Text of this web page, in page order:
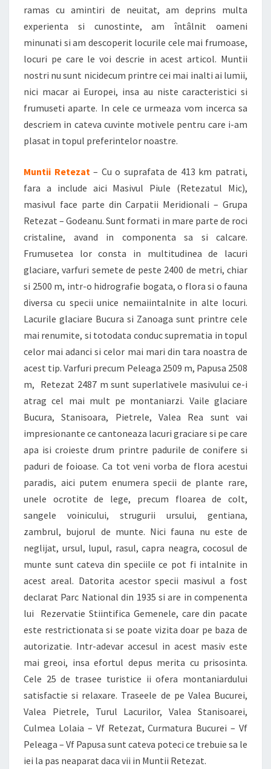
ramas cu amintiri de neuitat, am deprins multa
experienta si cunostinte, am întâlnit oameni
minunati si am descoperit locurile cele mai frumoase,
locuri pe care le voi descrie in acest articol. Muntii
nostri nu sunt nicidecum printre cei mai inalti ai lumii,
nici macar ai Europei, insa au niste caracteristici si
frumuseti aparte. In cele ce urmeaza vom incerca sa
descriem in cateva cuvinte motivele pentru care i-am
plasat in topul preferintelor noastre.
Muntii Retezat – Cu o suprafata de 413 km patrati,
fara a include aici Masivul Piule (Retezatul Mic),
masivul face parte din Carpatii Meridionali – Grupa
Retezat – Godeanu. Sunt formati in mare parte de roci
cristaline, avand in componenta sa si calcare.
Frumusetea lor consta in multitudinea de lacuri
glaciare, varfuri semete de peste 2400 de metri, chiar
si 2500 m, intr-o hidrografie bogata, o flora si o fauna
diversa cu specii unice nemaiintalnite in alte locuri.
Lacurile glaciare Bucura si Zanoaga sunt printre cele
mai renumite, si totodata conduc suprematia in topul
celor mai adanci si celor mai mari din tara noastra de
acest tip. Varfuri precum Peleaga 2509 m, Papusa 2508
m, Retezat 2487 m sunt superlativele masivului ce-i
atrag cel mai mult pe montaniarzi. Vaile glaciare
Bucura, Stanisoara, Pietrele, Valea Rea sunt vai
impresionante ce cantoneaza lacuri graciare si pe care
apa isi croieste drum printre padurile de conifere si
paduri de foioase. Ca tot veni vorba de flora acestui
paradis, aici putem enumera specii de plante rare,
unele ocrotite de lege, precum floarea de colt,
sangele voinicului, strugurii ursului, gentiana,
zambrul, bujorul de munte. Nici fauna nu este de
neglijat, ursul, lupul, rasul, capra neagra, cocosul de
munte sunt cateva din speciile ce pot fi intalnite in
acest areal. Datorita acestor specii masivul a fost
declarat Parc National din 1935 si are in compenenta
lui Rezervatie Stiintifica Gemenele, care din pacate
este restrictionata si se poate vizita doar pe baza de
autorizatie. Intr-adevar accesul in acest masiv este
mai greoi, insa efortul depus merita cu prisosinta.
Cele 25 de trasee turistice ii ofera montaniardului
satisfactie si relaxare. Traseele de pe Valea Bucurei,
Valea Pietrele, Turul Lacurilor, Valea Stanisoarei,
Culmea Lolaia – Vf Retezat, Curmatura Bucurei – Vf
Peleaga – Vf Papusa sunt cateva poteci ce trebuie sa le
iei la pas neaparat daca vii in Muntii Retezat.